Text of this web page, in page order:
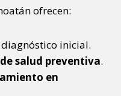
ofrecen:
inicial.
salud preventiva.
en